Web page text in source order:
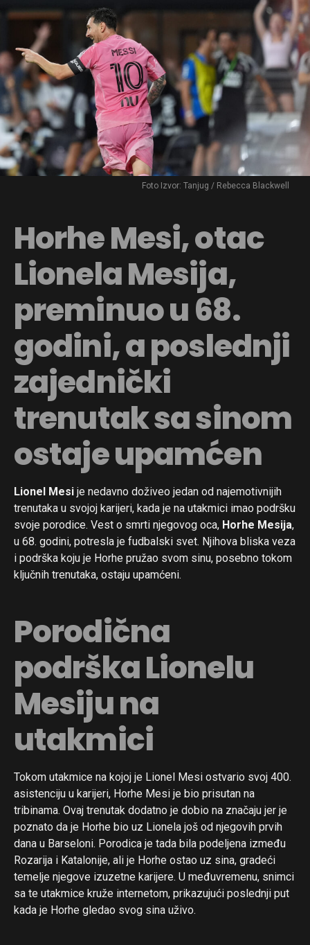
Foto Izvor: Tanjug / Rebecca Blackwell
Horhe Mesi, otac
Lionela Mesija,
preminuo u 68.
godini, a poslednji
zajednički
trenutak sa sinom
ostaje upamćen
Lionel Mesi je nedavno doživeo jedan od najemotivnijih
trenutaka u svojoj karijeri, kada je na utakmici imao podršku
svoje porodice. Vest o smrti njegovog oca, Horhe Mesija,
u 68. godini, potresla je fudbalski svet. Njihova bliska veza
i podrška koju je Horhe pružao svom sinu, posebno tokom
ključnih trenutaka, ostaju upamćeni.
Porodična
podrška Lionelu
Mesiju na
utakmici
Tokom utakmice na kojoj je Lionel Mesi ostvario svoj 400.
asistenciju u karijeri, Horhe Mesi je bio prisutan na
tribinama. Ovaj trenutak dodatno je dobio na značaju jer je
poznato da je Horhe bio uz Lionela još od njegovih prvih
dana u Barseloni. Porodica je tada bila podeljena između
Rozarija i Katalonije, ali je Horhe ostao uz sina, gradeći
temelje njegove izuzetne karijere. U međuvremenu, snimci
sa te utakmice kruže internetom, prikazujući poslednji put
kada je Horhe gledao svog sina uživo.